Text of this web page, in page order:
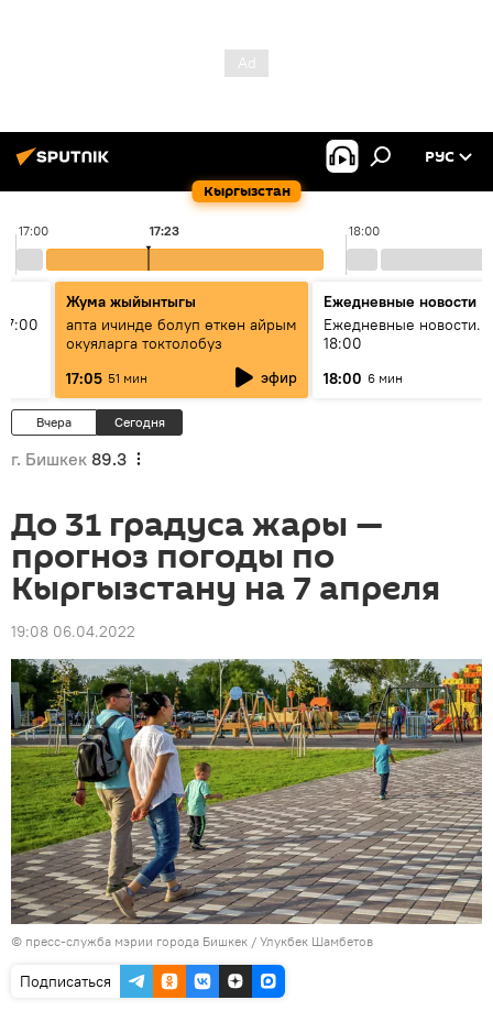
Кыргызстан
РУС
17:00 18:00
17:23
Жума жыйынтыгы
апта ичинде болуп өткөн айрым
окуяларга токтолобуз
17:05 51 мин эфир
Ежедневные новости
Ежедневные новости.
18:00
18:00 6 мин
Вчера Сегодня
г. Бишкек 89.3
До 31 градуса жары —
прогноз погоды по
Кыргызстану на 7 апреля
19:08 06.04.2022
© пресс-служба мэрии города Бишкек / Улукбек Шамбетов
Подписаться